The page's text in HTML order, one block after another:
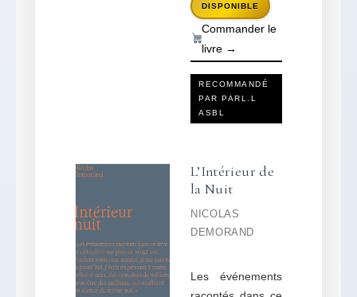
DISPONIBLE
Commander le
livre →
RECOMMANDÉ
PAR PARL.L
ASBL
L’Intérieur de
la Nuit
NICOLAS
DEMORAND
Les événements